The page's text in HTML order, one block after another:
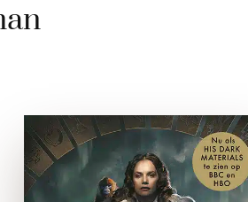
Noorderlichttrilogie
paperback